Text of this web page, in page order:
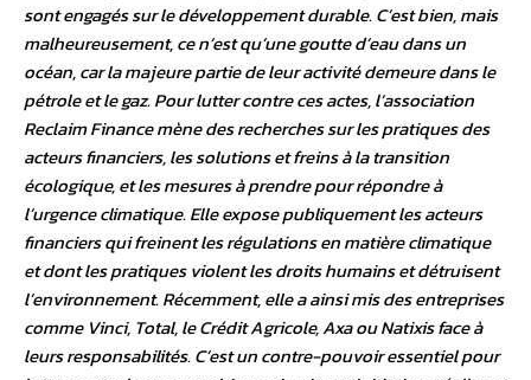
sont engagés sur le développement durable. C’est bien, mais
malheureusement, ce n’est qu’une goutte d’eau dans un
océan, car la majeure partie de leur activité demeure dans le
pétrole et le gaz. Pour lutter contre ces actes, l’association
Reclaim Finance mène des recherches sur les pratiques des
acteurs financiers, les solutions et freins à la transition
écologique, et les mesures à prendre pour répondre à
l’urgence climatique. Elle expose publiquement les acteurs
financiers qui freinent les régulations en matière climatique
et dont les pratiques violent les droits humains et détruisent
l’environnement. Récemment, elle a ainsi mis des entreprises
comme Vinci, Total, le Crédit Agricole, Axa ou Natixis face à
leurs responsabilités. C’est un contre-pouvoir essentiel pour